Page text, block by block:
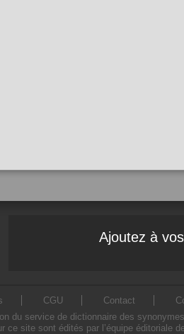
Ajoutez à
CGU Contact
du service de dictionnaire des
site sont édités par l’équipe éditoriale